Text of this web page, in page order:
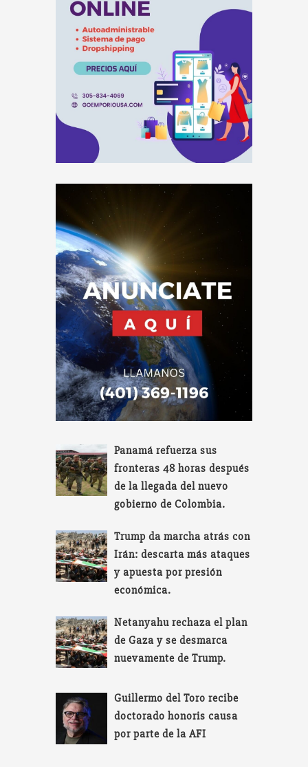
Panamá refuerza sus
fronteras 48 horas después
de la llegada del nuevo
gobierno de Colombia.
Trump da marcha atrás con
Irán: descarta más ataques
y apuesta por presión
económica.
Netanyahu rechaza el plan
de Gaza y se desmarca
nuevamente de Trump.
Guillermo del Toro recibe
doctorado honoris causa
por parte de la AFI